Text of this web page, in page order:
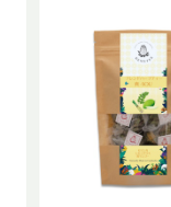
ブレンドハ